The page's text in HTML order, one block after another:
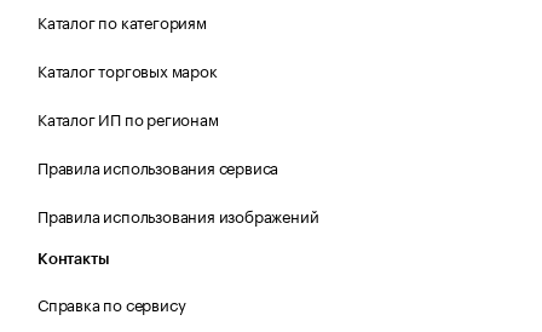
Каталог по категориям
Каталог торговых марок
Каталог ИП по регионам
Правила использования сервиса
Правила использования изображений
Контакты
Справка по сервису